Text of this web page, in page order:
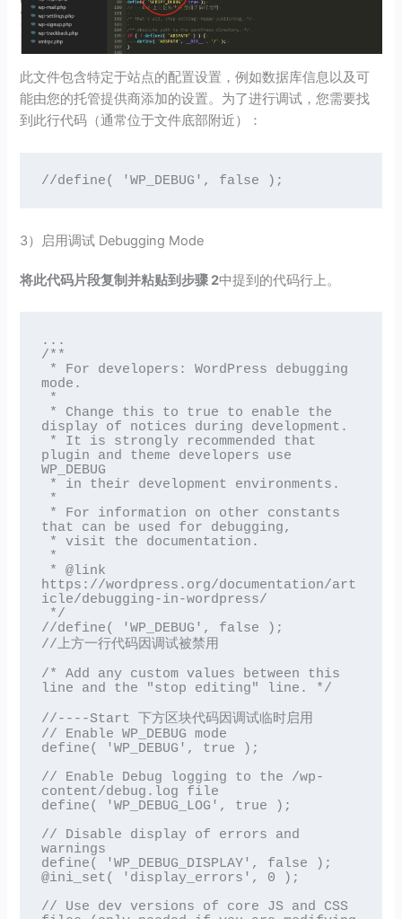
此文件包含特定于站点的配置设置，例如数据库信息以及可
能由您的托管提供商添加的设置。为了进行调试，您需要找
到此行代码（通常位于文件底部附近）：
//define( 'WP_DEBUG', false );
3）启用调试 Debugging Mode
将此代码片段复制并粘贴到步骤 2中提到的代码行上。
...
/**
mode.
display of notices during development.
plugin and theme developers use
WP_DEBUG
that can be used for debugging,
https://wordpress.org/documentation/art
icle/debugging-in-wordpress/
//define( 'WP_DEBUG', false );
//上方一行代码因调试被禁用
/* Add any custom values between this
line and the "stop editing" line. */
//----Start 下方区块代码因调试临时启用
// Enable WP_DEBUG mode
define( 'WP_DEBUG', true );
// Enable Debug logging to the /wp-
content/debug.log file
define( 'WP_DEBUG_LOG', true );
// Disable display of errors and
warnings
define( 'WP_DEBUG_DISPLAY', false );
@ini_set( 'display_errors', 0 );
// Use dev versions of core JS and CSS